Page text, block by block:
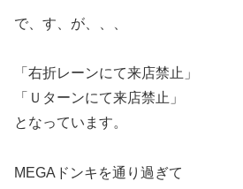
で、す、が、、、
「右折レーンにて来店禁止」
「Ｕターンにて来店禁止」
となっています。
MEGAドンキを通り過ぎて